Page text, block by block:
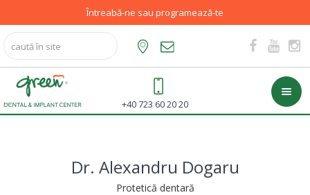
+40 723 60 20 20
Dr. Alexandru Dogaru
Protetică dentară
Întreabă-ne sau programează-te